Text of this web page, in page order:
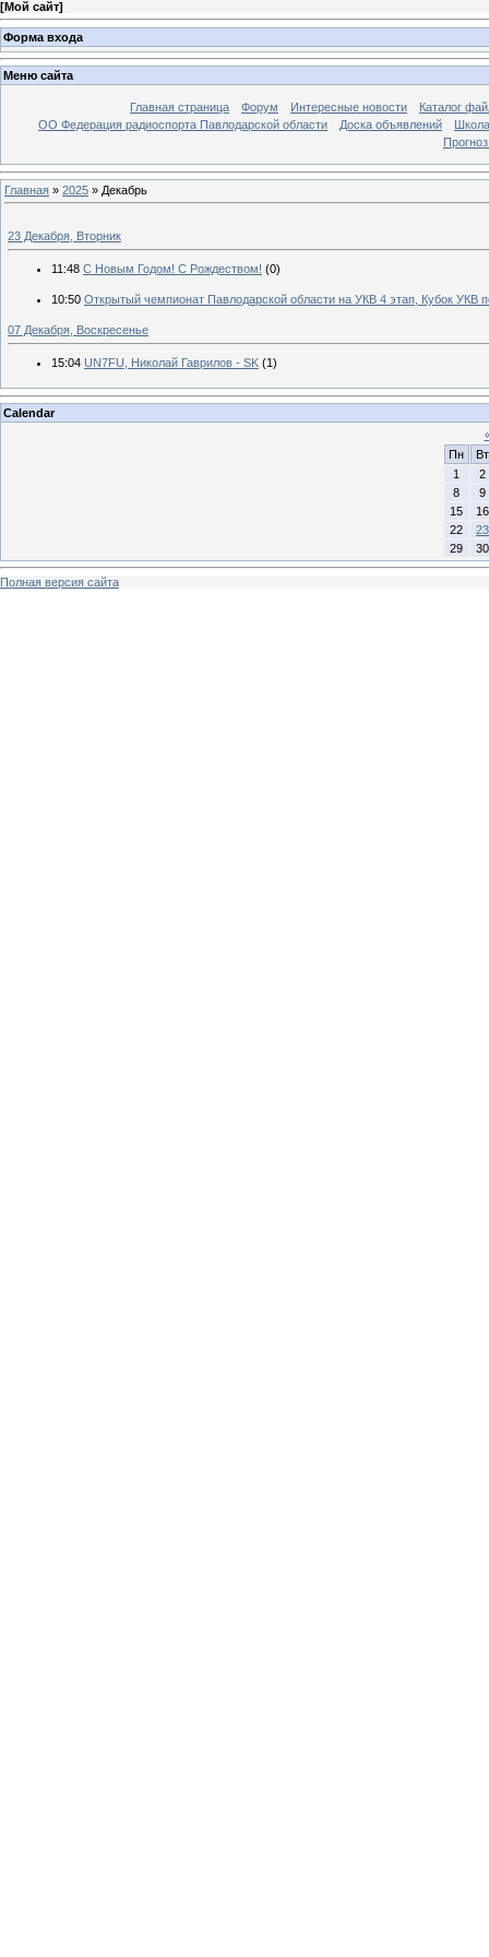
[Мой сайт]
Форма входа
Меню сайта
Главная страница Форум Интересные новости
Каталог
ОО Федерация радиоспорта Павлодарской области
Доска объявлений
Главная » 2025 » Декабрь
23 Декабря, Вторник
11:48 С Новым Годом! С Рождеством! (0)
10:50 Открытый чемпионат Павлодарской области на УКВ 4 этап, Кубок УКВ
07 Декабря, Воскресенье
15:04 UN7FU, Николай Гаврилов - SK (1)
Calendar
Пн
Вт
1
2
8
9
15
16
22
23
29
30
Полная версия сайта